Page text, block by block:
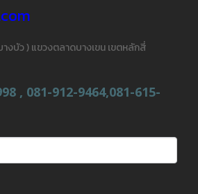
งบัว ) แขวงตลาดบางเขน เขตหลักสี่
, 081-912-9464,081-615-